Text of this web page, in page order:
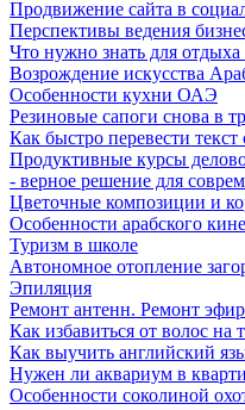
Продвижение сайта в
Перспективы ведения
Что нужно знать для
Возрождение искусства
Особенности кухни ОАЭ
Резиновые сапоги снова в
Как быстро перевести текст
Продуктивные курсы
- верное решение для
Цветочные композиции и
Особенности арабского
Туризм в школе
Автономное отопление
Эпиляция
Ремонт антенн. Ремонт
Как избавиться от волос на
Как выучить английский
Нужен ли аквариум в
Особенности соколиной